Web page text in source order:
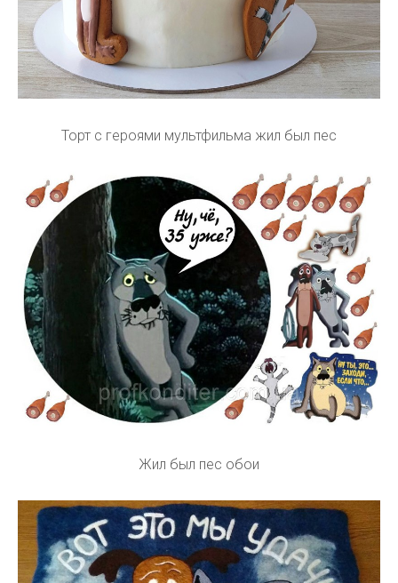
Торт с героями мультфильма жил был пес
Жил был пес обои